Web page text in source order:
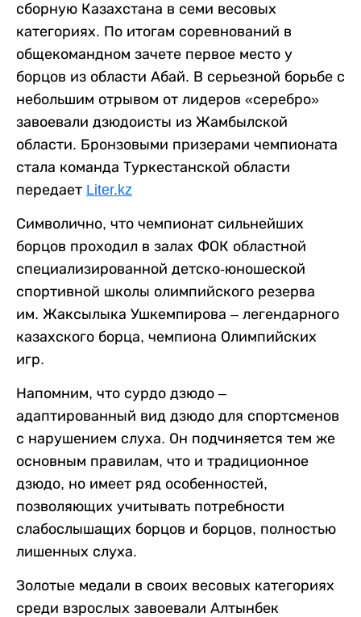
сборную Казахстана в семи весовых
категориях. По итогам соревнований в
общекомандном зачете первое место у
борцов из области Абай. В серьезной борьбе с
небольшим отрывом от лидеров «серебро»
завоевали дзюдоисты из Жамбылской
области. Бронзовыми призерами чемпионата
стала команда Туркестанской области
передает Liter.kz
Символично, что чемпионат сильнейших
борцов проходил в залах ФОК областной
специализированной детско-юношеской
спортивной школы олимпийского резерва
им. Жаксылыка Ушкемпирова – легендарного
казахского борца, чемпиона Олимпийских
игр.
Напомним, что сурдо дзюдо –
адаптированный вид дзюдо для спортсменов
с нарушением слуха. Он подчиняется тем же
основным правилам, что и традиционное
дзюдо, но имеет ряд особенностей,
позволяющих учитывать потребности
слабослышащих борцов и борцов, полностью
лишенных слуха.
Золотые медали в своих весовых категориях
среди взрослых завоевали Алтынбек